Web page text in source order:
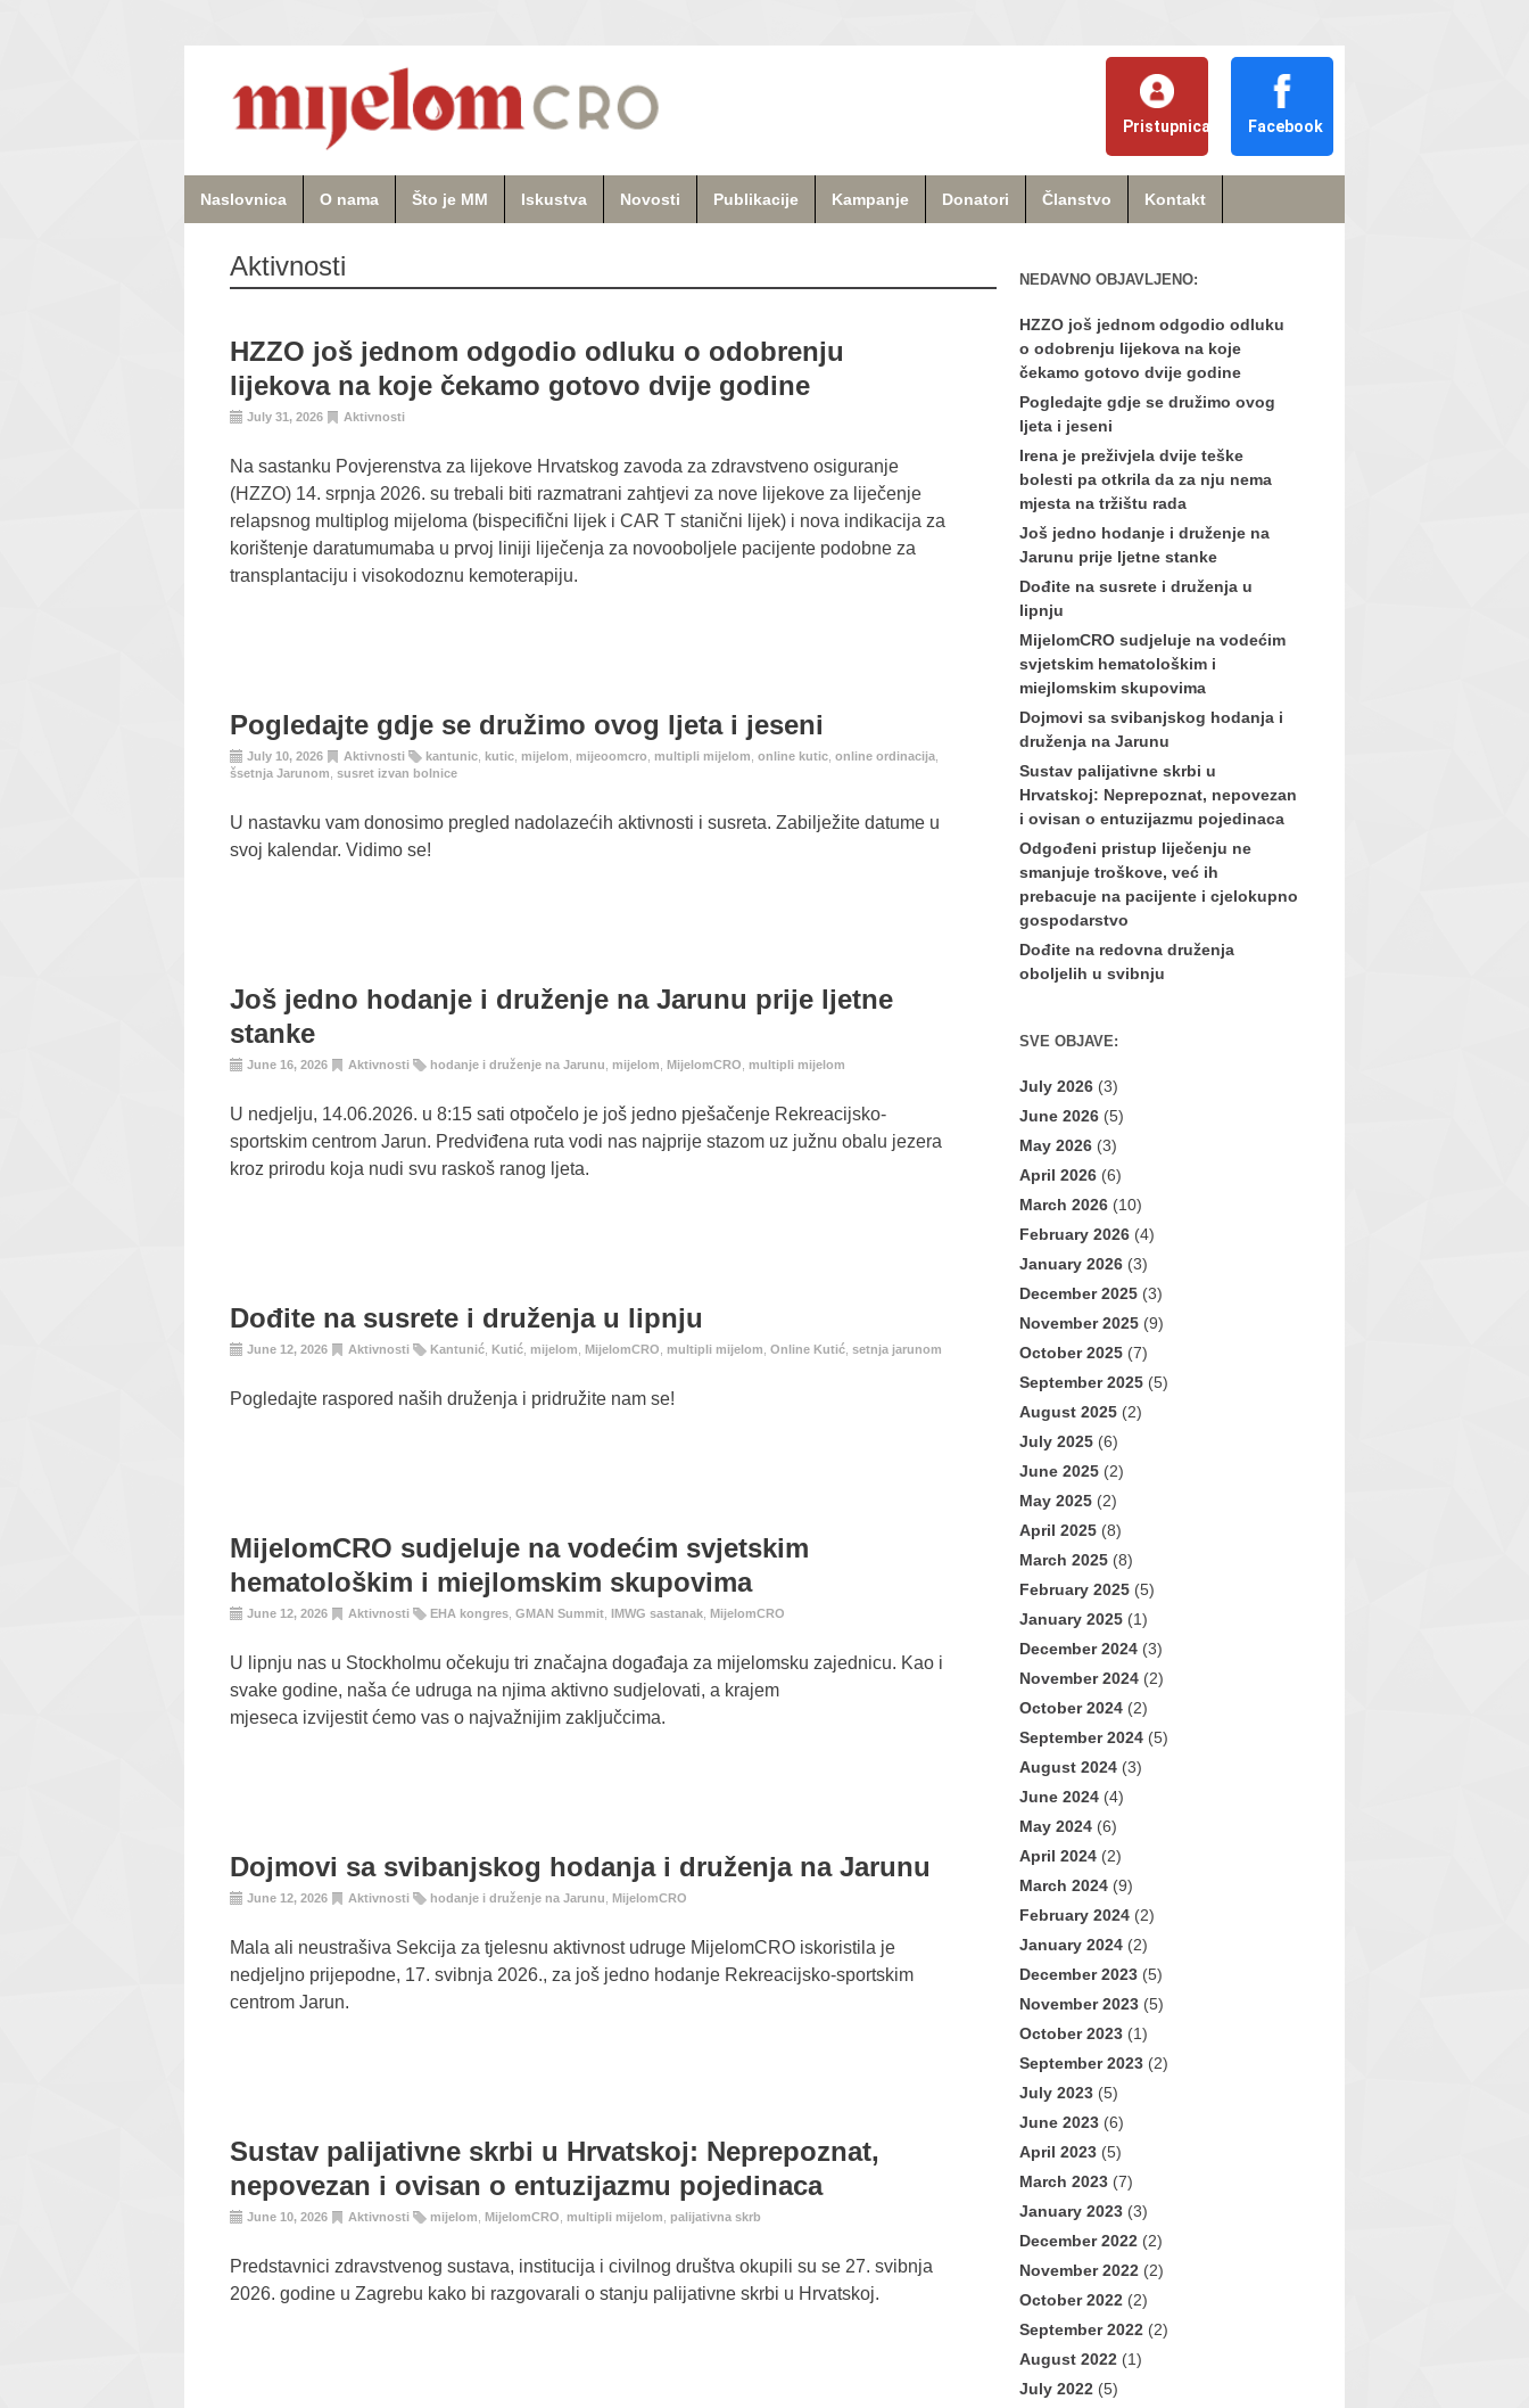
Pristupnica Facebook
Naslovnica O nama Što je MM Iskustva Novosti Publikacije Kampanje Donatori Članstvo Kontakt
Aktivnosti
HZZO još jednom odgodio odluku o odobrenju
lijekova na koje čekamo gotovo dvije godine
July 31, 2026 Aktivnosti
Na sastanku Povjerenstva za lijekove Hrvatskog zavoda za zdravstveno osiguranje
(HZZO) 14. srpnja 2026. su trebali biti razmatrani zahtjevi za nove lijekove za liječenje
relapsnog multiplog mijeloma (bispecifični lijek i CAR T stanični lijek) i nova indikacija za
korištenje daratumumaba u prvoj liniji liječenja za novooboljele pacijente podobne za
transplantaciju i visokodoznu kemoterapiju.
Pogledajte gdje se družimo ovog ljeta i jeseni
July 10, 2026 Aktivnosti kantunic kutic mijelom mijeoomcro multipli mijelom online kutic online ordinacija
šsetnja Jarunom susret izvan bolnice
U nastavku vam donosimo pregled nadolazećih aktivnosti i susreta. Zabilježite datume u
svoj kalendar. Vidimo se!
Još jedno hodanje i druženje na Jarunu prije ljetne
stanke
June 16, 2026 Aktivnosti hodanje i druženje na Jarunu mijelom MijelomCRO multipli mijelom
U nedjelju, 14.06.2026. u 8:15 sati otpočelo je još jedno pješačenje Rekreacijsko-
sportskim centrom Jarun. Predviđena ruta vodi nas najprije stazom uz južnu obalu jezera
kroz prirodu koja nudi svu raskoš ranog ljeta.
Dođite na susrete i druženja u lipnju
June 12, 2026 Aktivnosti Kantunić Kutić mijelom MijelomCRO multipli mijelom Online Kutić setnja jarunom
Pogledajte raspored naših druženja i pridružite nam se!
MijelomCRO sudjeluje na vodećim svjetskim
hematološkim i miejlomskim skupovima
June 12, 2026 Aktivnosti EHA kongres GMAN Summit IMWG sastanak MijelomCRO
U lipnju nas u Stockholmu očekuju tri značajna događaja za mijelomsku zajednicu. Kao i
svake godine, naša će udruga na njima aktivno sudjelovati, a krajem
mjeseca izvijestit ćemo vas o najvažnijim zaključcima.
Dojmovi sa svibanjskog hodanja i druženja na Jarunu
June 12, 2026 Aktivnosti hodanje i druženje na Jarunu MijelomCRO
Mala ali neustrašiva Sekcija za tjelesnu aktivnost udruge MijelomCRO iskoristila je
nedjeljno prijepodne, 17. svibnja 2026., za još jedno hodanje Rekreacijsko-sportskim
centrom Jarun.
Sustav palijativne skrbi u Hrvatskoj: Neprepoznat,
nepovezan i ovisan o entuzijazmu pojedinaca
June 10, 2026 Aktivnosti mijelom MijelomCRO multipli mijelom palijativna skrb
Predstavnici zdravstvenog sustava, institucija i civilnog društva okupili su se 27. svibnja
2026. godine u Zagrebu kako bi razgovarali o stanju palijativne skrbi u Hrvatskoj.
NEDAVNO OBJAVLJENO:
HZZO još jednom odgodio odluku
o odobrenju lijekova na koje
čekamo gotovo dvije godine
Pogledajte gdje se družimo ovog
ljeta i jeseni
Irena je preživjela dvije teške
bolesti pa otkrila da za nju nema
mjesta na tržištu rada
Još jedno hodanje i druženje na
Jarunu prije ljetne stanke
Dođite na susrete i druženja u
lipnju
MijelomCRO sudjeluje na vodećim
svjetskim hematološkim i
miejlomskim skupovima
Dojmovi sa svibanjskog hodanja i
druženja na Jarunu
Sustav palijativne skrbi u
Hrvatskoj: Neprepoznat, nepovezan
i ovisan o entuzijazmu pojedinaca
Odgođeni pristup liječenju ne
smanjuje troškove, već ih
prebacuje na pacijente i cjelokupno
gospodarstvo
Dođite na redovna druženja
oboljelih u svibnju
SVE OBJAVE:
July 2026 (3)
June 2026 (5)
May 2026 (3)
April 2026 (6)
March 2026 (10)
February 2026 (4)
January 2026 (3)
December 2025 (3)
November 2025 (9)
October 2025 (7)
September 2025 (5)
August 2025 (2)
July 2025 (6)
June 2025 (2)
May 2025 (2)
April 2025 (8)
March 2025 (8)
February 2025 (5)
January 2025 (1)
December 2024 (3)
November 2024 (2)
October 2024 (2)
September 2024 (5)
August 2024 (3)
June 2024 (4)
May 2024 (6)
April 2024 (2)
March 2024 (9)
February 2024 (2)
January 2024 (2)
December 2023 (5)
November 2023 (5)
October 2023 (1)
September 2023 (2)
July 2023 (5)
June 2023 (6)
April 2023 (5)
March 2023 (7)
January 2023 (3)
December 2022 (2)
November 2022 (2)
October 2022 (2)
September 2022 (2)
August 2022 (1)
July 2022 (5)